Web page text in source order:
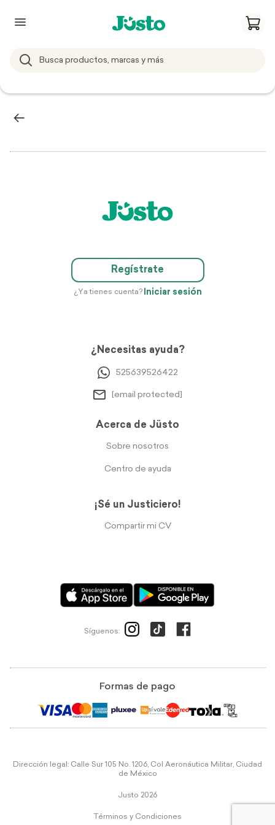
Regístrate
¿Ya tienes cuenta? Iniciar sesión
¿Necesitas ayuda?
525639526422
[email protected]
Acerca de Jüsto
Sobre nosotros
Centro de ayuda
¡Sé un Justiciero!
Compartir mi CV
Síguenos:
Formas de pago
Dirección legal: Calle Sur 105 No. 1206, Col Aeronáutica Militar, Ciudad
de México
Justo 2026
Términos y Condiciones